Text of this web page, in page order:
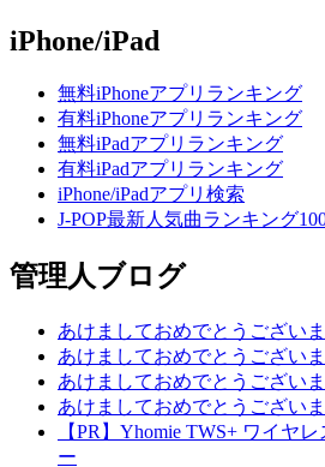
iPhone/iPad
無料iPhoneアプリランキング
有料iPhoneアプリランキング
無料iPadアプリランキング
有料iPadアプリランキング
iPhone/iPadアプリ検索
J-POP最新人気曲ランキング
管理人ブログ
あけましておめでとうござい
あけましておめでとうござい
あけましておめでとうござい
あけましておめでとうござい
【PR】Yhomie TWS+ ワイヤ
ー